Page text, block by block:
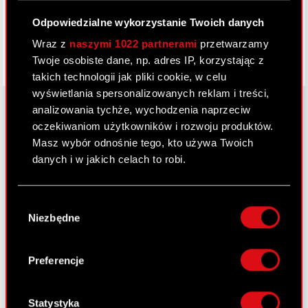
Odpowiedzialne wykorzystanie Twoich danych
Wraz z naszymi 1022 partnerami przetwarzamy
Twoje osobiste dane, np. adres IP, korzystając z
takich technologii jak pliki cookie, w celu
wyświetlania spersonalizowanych reklam i treści,
analizowania tychże, wychodzenia naprzeciw
oczekiwaniom użytkowników i rozwoju produktów.
Masz wybór odnośnie tego, kto używa Twoich
danych i w jakich celach to robi.
lokalizacji geograficznej z dokładnością nawet
Identyfikować Twoje urządzenie, aktywnie
analizując charakteryzującego je zbiory
palca)
zgody
Niezbędne
Preferencje
Statystyka
O CD PROJEKT
Grupa Kapitałowa
Inwestorzy
Kariera